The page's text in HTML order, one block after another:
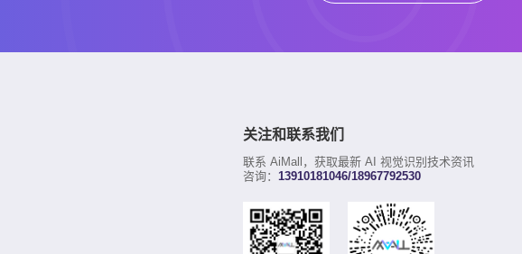
关注和联系我们
联系 AiMall，获取最新 AI 视觉识别技术资讯
咨询： 13910181046/18967792530